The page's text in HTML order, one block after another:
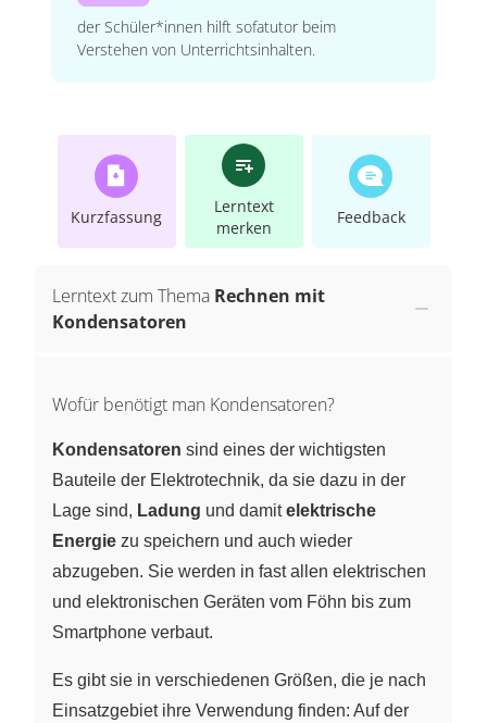
der Schüler*innen hilft sofatutor beim
Verstehen von Unterrichtsinhalten.
Kurzfassung
Lerntext
merken
Feedback
Lerntext zum Thema Rechnen mit
Kondensatoren
Wofür benötigt man Kondensatoren?
Kondensatoren sind eines der wichtigsten
Bauteile der Elektrotechnik, da sie dazu in der
Lage sind, Ladung und damitelektrische
Energie zu speichern und auch wieder
abzugeben. Sie werden in fast allen elektrischen
und elektronischen Geräten vom Föhn bis zum
Smartphone verbaut.
Es gibt sie in verschiedenen Größen, die je nach
Einsatzgebiet ihre Verwendung finden: Auf der